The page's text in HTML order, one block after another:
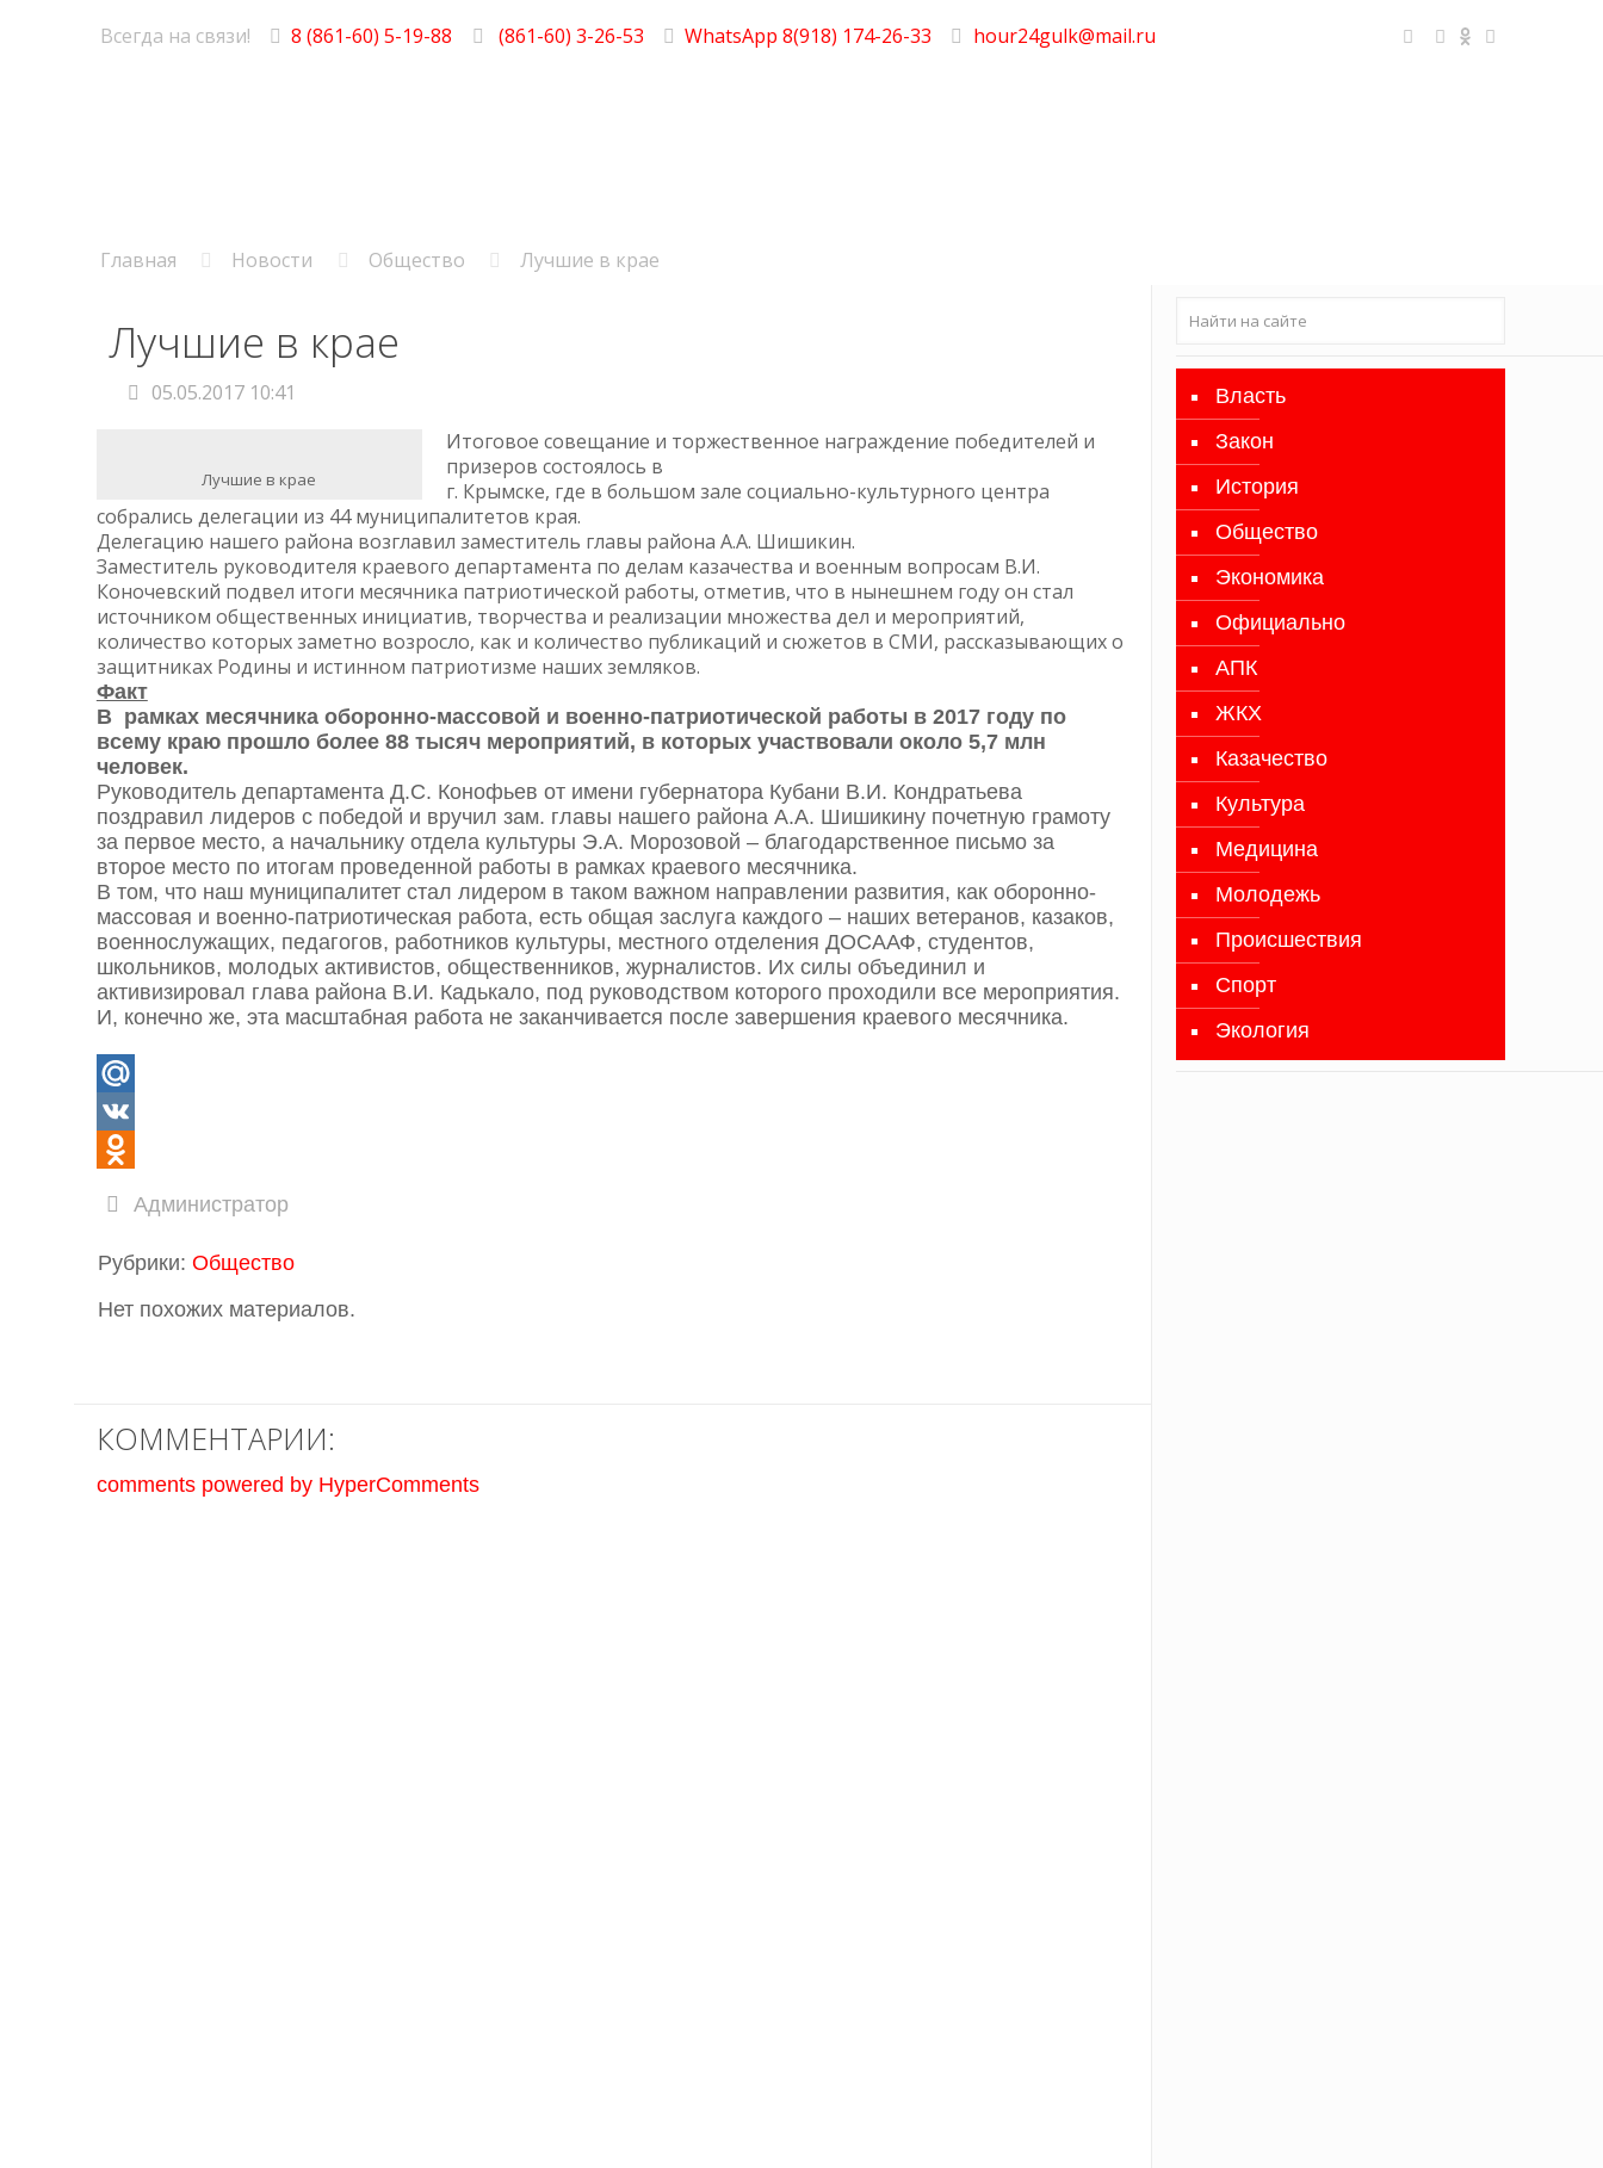
Всегда на связи! 8 (861-60) 5-19-88 (861-60) 3-26-53 WhatsApp 8(918) 174-26-33 hour24gulk@mail.ru
Главная Новости Общество Лучшие в крае
Лучшие в крае
05.05.2017 10:41
Лучшие в крае
Итоговое совещание и торжественное награждение победителей и
призеров состоялось в
г. Крымске, где в большом зале социально-культурного центра
собрались делегации из 44 муниципалитетов края.
Делегацию нашего района возглавил заместитель главы района А.А. Шишикин.
Заместитель руководителя краевого департамента по делам казачества и военным вопросам В.И.
Коночевский подвел итоги месячника патриотической работы, отметив, что в нынешнем году он стал
источником общественных инициатив, творчества и реализации множества дел и мероприятий,
количество которых заметно возросло, как и количество публикаций и сюжетов в СМИ, рассказывающих о
защитниках Родины и истинном патриотизме наших земляков.
Факт
В рамках месячника оборонно-массовой и военно-патриотической работы в 2017 году по
всему краю прошло более 88 тысяч мероприятий, в которых участвовали около 5,7 млн
человек.
Руководитель департамента Д.С. Конофьев от имени губернатора Кубани В.И. Кондратьева
поздравил лидеров с победой и вручил зам. главы нашего района А.А. Шишикину почетную грамоту
за первое место, а начальнику отдела культуры Э.А. Морозовой – благодарственное письмо за
второе место по итогам проведенной работы в рамках краевого месячника.
В том, что наш муниципалитет стал лидером в таком важном направлении развития, как оборонно-
массовая и военно-патриотическая работа, есть общая заслуга каждого – наших ветеранов, казаков,
военнослужащих, педагогов, работников культуры, местного отделения ДОСААФ, студентов,
школьников, молодых активистов, общественников, журналистов. Их силы объединил и
активизировал глава района В.И. Кадькало, под руководством которого проходили все мероприятия.
И, конечно же, эта масштабная работа не заканчивается после завершения краевого месячника.
Mail.Ru
VK
Администратор
Рубрики: Общество
Нет похожих материалов.
КОММЕНТАРИИ:
comments powered by HyperComments
Власть
Закон
История
Общество
Экономика
Официально
АПК
ЖКХ
Казачество
Культура
Медицина
Молодежь
Происшествия
Спорт
Экология